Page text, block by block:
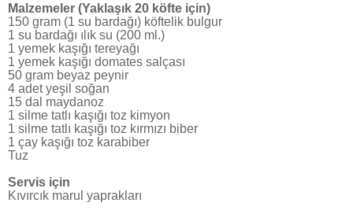
Malzemeler (Yaklaşık 20 köfte için)
150 gram (1 su bardağı) köftelik bulgur
1 su bardağı ılık su (200 ml.)
1 yemek kaşığı tereyağı
1 yemek kaşığı domates salçası
50 gram beyaz peynir
4 adet yeşil soğan
15 dal maydanoz
1 silme tatlı kaşığı toz kimyon
1 silme tatlı kaşığı toz kırmızı biber
1 çay kaşığı toz karabiber
Tuz
Servis için
Kıvırcık marul yaprakları